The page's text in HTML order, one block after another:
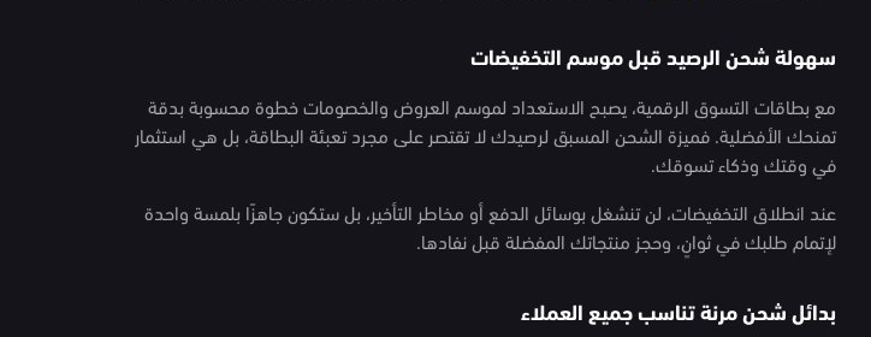
سهولة شحن الرصيد قبل موسم التخفيضات
مع بطاقات التسوق الرقمية، يصبح الاستعداد لموسم العروض والخصومات خطوة محسوبة بدقة
تمنحك الأفضلية. فميزة الشحن المسبق لرصيدك لا تقتصر على مجرد تعبئة البطاقة، بل هي استثمار
في وقتك وذكاء تسوقك.
عند انطلاق التخفيضات، لن تنشغل بوسائل الدفع أو مخاطر التأخير، بل ستكون جاهزًا بلمسة واحدة
لإتمام طلبك في ثوانٍ، وحجز منتجاتك المفضلة قبل نفادها.
بدائل شحن مرنة تناسب جميع العملاء